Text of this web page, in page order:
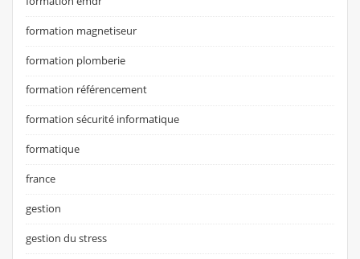
formation magnetiseur
formation plomberie
formation référencement
formation sécurité informatique
formatique
france
gestion
gestion du stress